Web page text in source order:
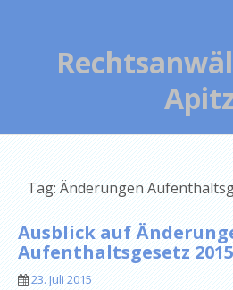
Tag: Änderungen
Ausblick auf
Aufenthaltsgesetz 2015
23. Juli 2015